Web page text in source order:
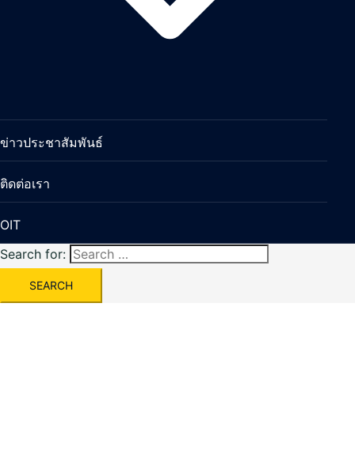
ข่าวประชาสัมพันธ์
ติดต่อเรา
OIT
Search for: